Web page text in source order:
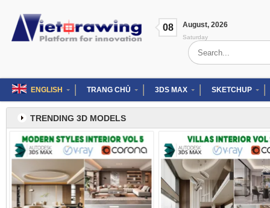
content
08 August, 2026
Saturday
Search
for:
ENGLISH TRANG CHỦ 3DS MAX SKETCHUP
TRENDING 3D MODELS